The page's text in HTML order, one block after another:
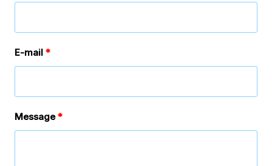
E-mail
Message